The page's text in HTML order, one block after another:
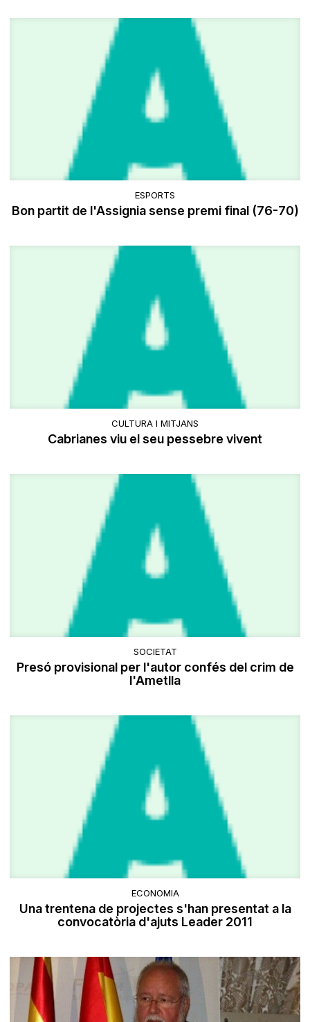
ESPORTS
Bon partit de l'Assignia sense premi final (76-70)
CULTURA I MITJANS
Cabrianes viu el seu pessebre vivent
SOCIETAT
Presó provisional per l'autor confés del crim de
l'Ametlla
ECONOMIA
Una trentena de projectes s'han presentat a la
convocatòria d'ajuts Leader 2011